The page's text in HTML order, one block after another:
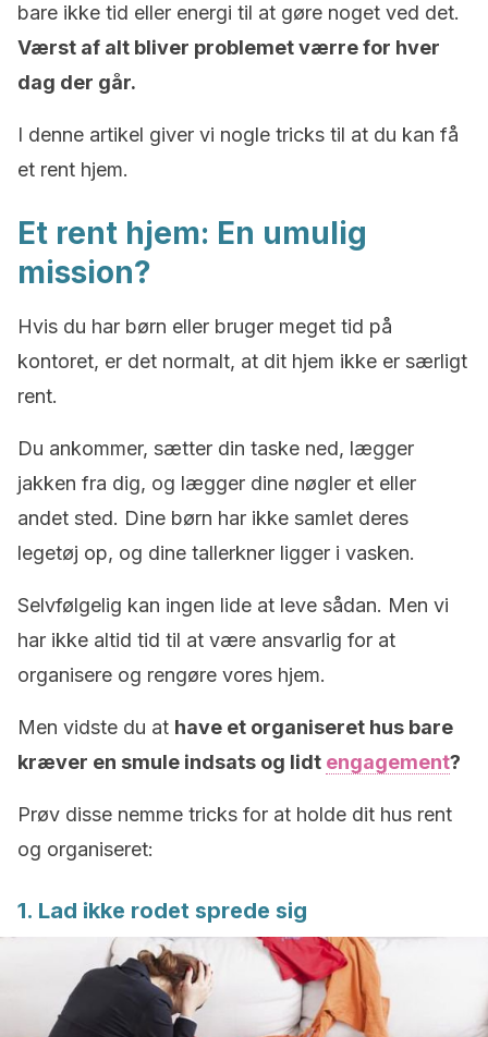
bare ikke tid eller energi til at gøre noget ved det.
Værst af alt bliver problemet værre for hver
dag der går.
I denne artikel giver vi nogle tricks til at du kan få
et rent hjem.
Et rent hjem: En umulig
mission?
Hvis du har børn eller bruger meget tid på
kontoret, er det normalt, at dit hjem ikke er særligt
rent.
Du ankommer, sætter din taske ned, lægger
jakken fra ​​dig, og lægger dine nøgler et eller
andet sted. Dine børn har ikke samlet deres
legetøj op, og dine tallerkner ligger i vasken.
Selvfølgelig kan ingen lide at leve sådan. Men vi
har ikke altid tid til at være ansvarlig for at
organisere og rengøre vores hjem.
Men vidste du at have et organiseret hus bare
kræver en smule indsats og lidt engagement?
Prøv disse nemme tricks for at holde dit hus rent
og organiseret:
1. Lad ikke rodet sprede sig